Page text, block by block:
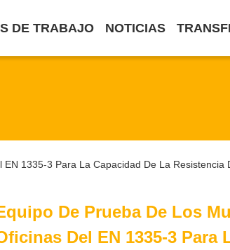
DE TRABAJO NOTICIAS
1335-3 Para La Capacidad De La Resistencia
De Prueba De Los
Del EN 1335-3 Para